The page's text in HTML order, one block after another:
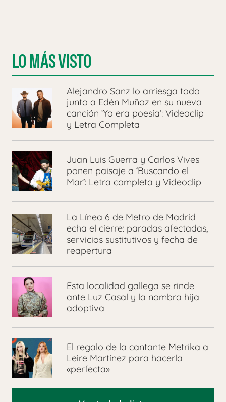
LO MÁS VISTO
Alejandro Sanz lo arriesga todo
junto a Edén Muñoz en su nueva
canción ‘Yo era poesía’: Videoclip
y Letra Completa
Juan Luis Guerra y Carlos Vives
ponen paisaje a ‘Buscando el
Mar’: Letra completa y Videoclip
La Línea 6 de Metro de Madrid
echa el cierre: paradas afectadas,
servicios sustitutivos y fecha de
reapertura
Esta localidad gallega se rinde
ante Luz Casal y la nombra hija
adoptiva
El regalo de la cantante Metrika a
Leire Martínez para hacerla
«perfecta»